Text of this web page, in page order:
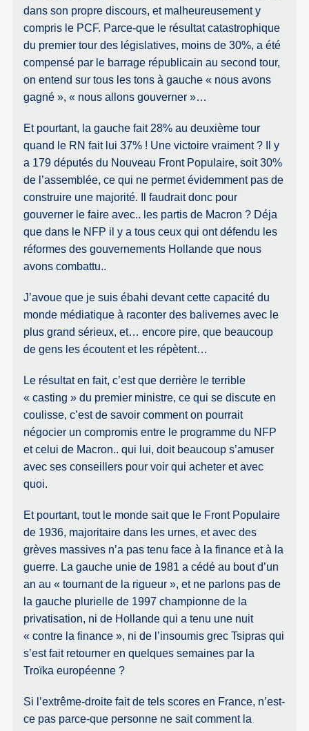
dans son propre discours, et malheureusement y
compris le PCF. Parce-que le résultat catastrophique
du premier tour des législatives, moins de 30%, a été
compensé par le barrage républicain au second tour,
on entend sur tous les tons à gauche « nous avons
gagné », « nous allons gouverner »…
Et pourtant, la gauche fait 28% au deuxième tour
quand le RN fait lui 37% ! Une victoire vraiment ? Il y
a 179 députés du Nouveau Front Populaire, soit 30%
de l’assemblée, ce qui ne permet évidemment pas de
construire une majorité. Il faudrait donc pour
gouverner le faire avec.. les partis de Macron ? Déja
que dans le NFP il y a tous ceux qui ont défendu les
réformes des gouvernements Hollande que nous
avons combattu..
J’avoue que je suis ébahi devant cette capacité du
monde médiatique à raconter des balivernes avec le
plus grand sérieux, et… encore pire, que beaucoup
de gens les écoutent et les répètent…
Le résultat en fait, c’est que derrière le terrible
« casting » du premier ministre, ce qui se discute en
coulisse, c’est de savoir comment on pourrait
négocier un compromis entre le programme du NFP
et celui de Macron.. qui lui, doit beaucoup s’amuser
avec ses conseillers pour voir qui acheter et avec
quoi.
Et pourtant, tout le monde sait que le Front Populaire
de 1936, majoritaire dans les urnes, et avec des
grèves massives n’a pas tenu face à la finance et à la
guerre. La gauche unie de 1981 a cédé au bout d’un
an au « tournant de la rigueur », et ne parlons pas de
la gauche plurielle de 1997 championne de la
privatisation, ni de Hollande qui a tenu une nuit
« contre la finance », ni de l’insoumis grec Tsipras qui
s’est fait retourner en quelques semaines par la
Troïka européenne ?
Si l’extrême-droite fait de tels scores en France, n’est-
ce pas parce-que personne ne sait comment la